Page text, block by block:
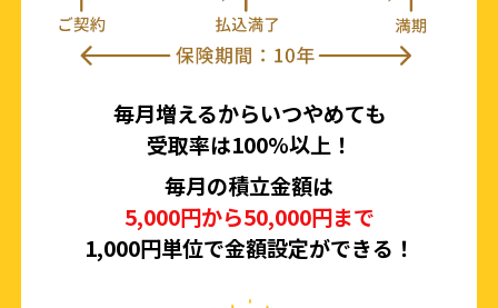
毎月増えるからいつやめても
受取率は100%以上！
毎月の積立金額は
5,000円から50,000円まで
1,000円単位で金額設定ができる！